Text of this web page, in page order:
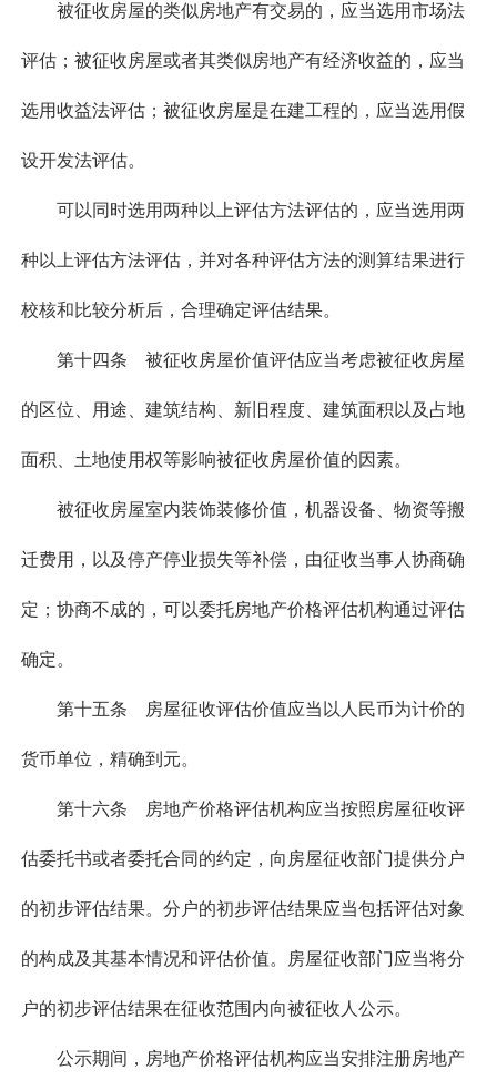
被征收房屋的类似房地产有交易的，应当选用市场法
评估；被征收房屋或者其类似房地产有经济收益的，应当
选用收益法评估；被征收房屋是在建工程的，应当选用假
设开发法评估。
可以同时选用两种以上评估方法评估的，应当选用两
种以上评估方法评估，并对各种评估方法的测算结果进行
校核和比较分析后，合理确定评估结果。
第十四条 被征收房屋价值评估应当考虑被征收房屋
的区位、用途、建筑结构、新旧程度、建筑面积以及占地
面积、土地使用权等影响被征收房屋价值的因素。
被征收房屋室内装饰装修价值，机器设备、物资等搬
迁费用，以及停产停业损失等补偿，由征收当事人协商确
定；协商不成的，可以委托房地产价格评估机构通过评估
确定。
第十五条 房屋征收评估价值应当以人民币为计价的
货币单位，精确到元。
第十六条 房地产价格评估机构应当按照房屋征收评
估委托书或者委托合同的约定，向房屋征收部门提供分户
的初步评估结果。分户的初步评估结果应当包括评估对象
的构成及其基本情况和评估价值。房屋征收部门应当将分
户的初步评估结果在征收范围内向被征收人公示。
公示期间，房地产价格评估机构应当安排注册房地产